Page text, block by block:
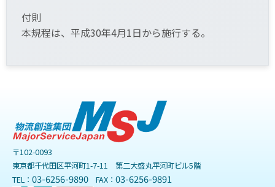
付則
本規程は、平成30年4月1日から施行する。
〒102-0093
東京都千代田区平河町1-7-11 第二大盛丸平河町ビル5階
TEL： 03-6256-9890 FAX： 03-6256-9891